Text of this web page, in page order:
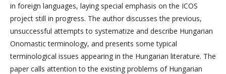
in foreign languages, laying special emphasis on the ICOS
project still in progress. The author discusses the previous,
unsuccessful attempts to systematize and describe Hungarian
Onomastic terminology, and presents some typical
terminological issues appearing in the Hungarian literature. The
paper calls attention to the existing problems of Hungarian